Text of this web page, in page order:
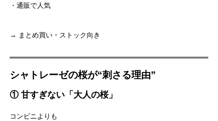
・通販で人気
→ まとめ買い・ストック向き
シャトレーゼの桜が“刺さる理由”
① 甘すぎない「大人の桜」
コンビニよりも